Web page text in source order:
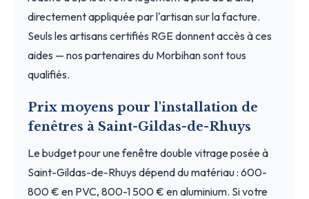
directement appliquée par l'artisan sur la facture.
Seuls les artisans certifiés RGE donnent accès à ces
aides — nos partenaires du Morbihan sont tous
qualifiés.
Prix moyens pour l'installation de
fenêtres à Saint-Gildas-de-Rhuys
Le budget pour une fenêtre double vitrage posée à
Saint-Gildas-de-Rhuys dépend du matériau : 600-
800 € en PVC, 800-1 500 € en aluminium. Si votre